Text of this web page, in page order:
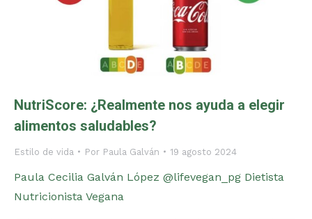
NutriScore: ¿Realmente nos ayuda a elegir
alimentos saludables?
Estilo de vida Por Paula Galván 19 agosto 2024
Paula Cecilia Galván López @lifevegan_pg Dietista
Nutricionista Vegana